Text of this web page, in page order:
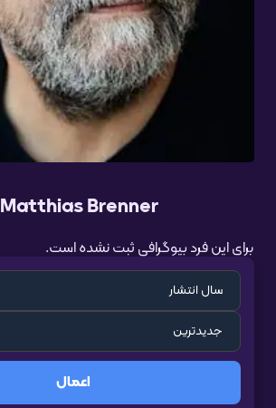
Matthias Brenner
برای این فرد بیوگرافی ثبت نشده است.
اعمال